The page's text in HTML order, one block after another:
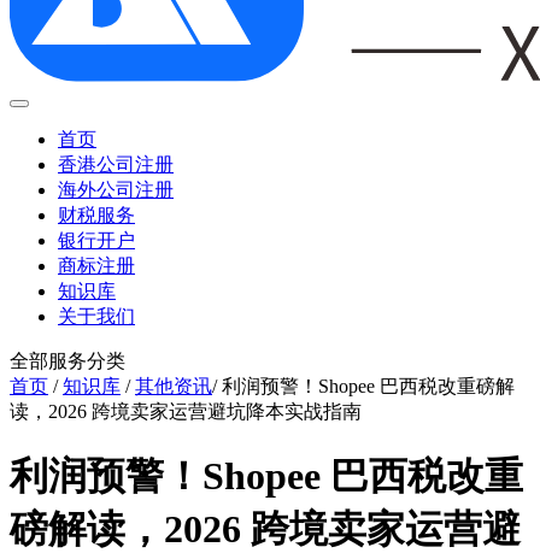
首页
香港公司注册
海外公司注册
财税服务
银行开户
商标注册
知识库
关于我们
全部服务分类
首页 /知识库 /其他资讯/ 利润预警！Shopee 巴西税改重磅解
读，2026 跨境卖家运营避坑降本实战指南
利润预警！Shopee 巴西税改重
磅解读，2026 跨境卖家运营避